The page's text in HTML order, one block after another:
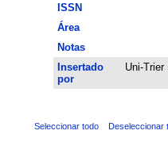
ISSN
Área
Notas
Insertado
por
Uni-Trier
Seleccionar todo Deseleccionar